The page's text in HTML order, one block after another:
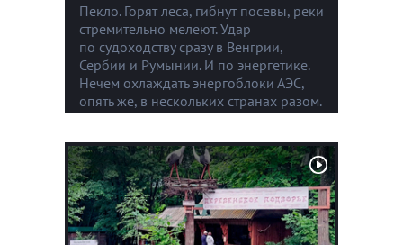
Пекло. Горят леса, гибнут посевы, реки
стремительно мелеют. Удар
по судоходству сразу в Венгрии,
Сербии и Румынии. И по энергетике.
Нечем охлаждать энергоблоки АЭС,
опять же, в нескольких странах разом.